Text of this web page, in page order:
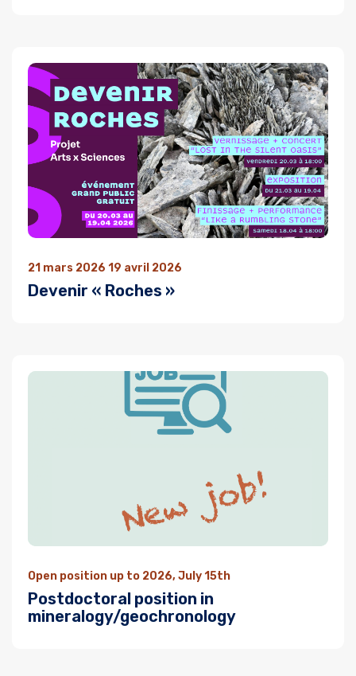
21 mars 2026 19 avril 2026
Devenir « Roches »
Open position up to 2026, July 15th
Postdoctoral position in
mineralogy/geochronology